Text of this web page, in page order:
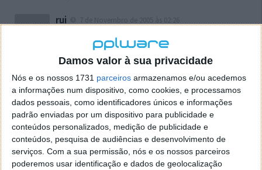
Damos valor à sua privacidade
Nós e os nossos 1731 parceiros armazenamos e/ou acedemos
a informações num dispositivo, como cookies, e processamos
dados pessoais, como identificadores únicos e informações
padrão enviadas por um dispositivo para publicidade e
conteúdos personalizados, medição de publicidade e
conteúdos, pesquisa de audiências e desenvolvimento de
serviços. Com a sua permissão, nós e os nossos parceiros
poderemos usar identificação e dados de geolocalização
rui
localizaçao referida n se encontra la nada k me permita por
o firefox como browser predefenido
Ja percorri o painel
tentei apagar o explorer na tentativa de forçar o uso do
firefox mas em vao. Kaso te lembres de outra dica fico
agradecido, caso contrario obrigado a mesma
Responder
Vítor M.
7 de Novembro de 2005 às 01:39
@Reporter